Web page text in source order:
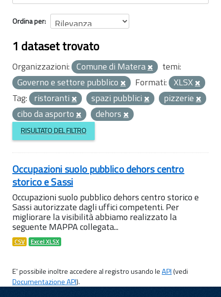
Ordina per
1 dataset trovato
Organizzazioni: Comune di Matera
temi:
Governo e settore pubblico
Formati: XLSX
Tag: ristoranti spazi pubblici
pizzerie
cibo da asporto
dehors
RISULTATO DEL FILTRO
Occupazioni suolo pubblico dehors centro
storico e Sassi
Occupazioni suolo pubblico dehors centro storico e
Sassi autorizzate dagli uffici competenti. Per
migliorare la visibilità abbiamo realizzato la
seguente MAPPA collegata...
CSV Excel XLSX
E' possibile inoltre accedere al registro usando leAPI(vedi
Documentazione API).